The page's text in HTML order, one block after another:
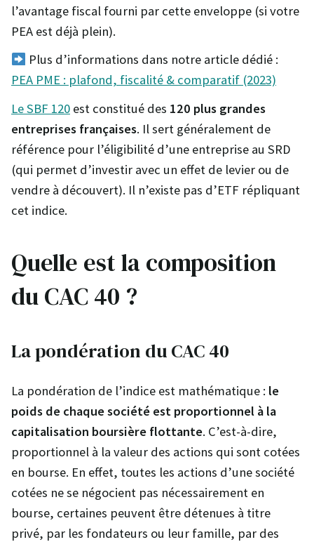
l’avantage fiscal fourni par cette enveloppe (si votre
PEA est déjà plein).
Plus d’informations dans notre article dédié :
PEA PME : plafond, fiscalité & comparatif (2023)
Le SBF 120 est constitué des 120 plus grandes
entreprises françaises. Il sert généralement de
référence pour l’éligibilité d’une entreprise au SRD
(qui permet d’investir avec un effet de levier ou de
vendre à découvert). Il n’existe pas d’ETF répliquant
cet indice.
Quelle est la composition
du CAC 40 ?
La pondération du CAC 40
La pondération de l’indice est mathématique : le
poids de chaque société est proportionnel à la
capitalisation boursière flottante. C’est-à-dire,
proportionnel à la valeur des actions qui sont cotées
en bourse. En effet, toutes les actions d’une société
cotées ne se négocient pas nécessairement en
bourse, certaines peuvent être détenues à titre
privé, par les fondateurs ou leur famille, par des